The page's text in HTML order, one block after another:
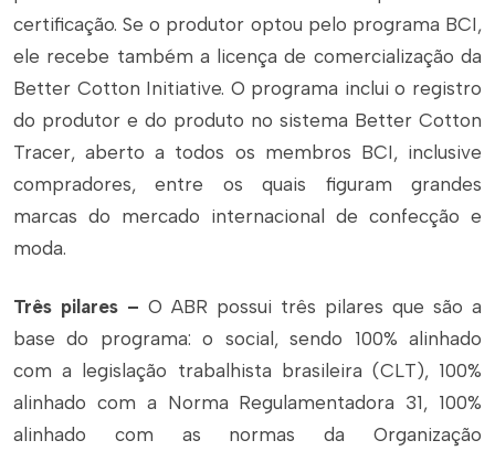
certificação. Se o produtor optou pelo programa BCI,
ele recebe também a licença de comercialização da
Better Cotton Initiative. O programa inclui o registro
do produtor e do produto no sistema Better Cotton
Tracer, aberto a todos os membros BCI, inclusive
compradores, entre os quais figuram grandes
marcas do mercado internacional de confecção e
moda.
Três pilares – O ABR possui três pilares que são a
base do programa: o social, sendo 100% alinhado
com a legislação trabalhista brasileira (CLT), 100%
alinhado com a Norma Regulamentadora 31, 100%
alinhado com as normas da Organização